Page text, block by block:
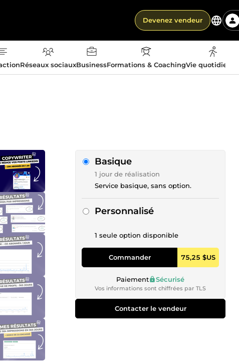
Devenez vendeur
Réseaux sociauxBusinessFormations & CoachingVie
Basique
1 jour de réalisation
Service basique, sans option.
Personnalisé
1 seule option disponible
Commander 75,25 $US
Paiement Sécurisé
Vos informations sont chiffrées par TLS
Contacter le vendeur